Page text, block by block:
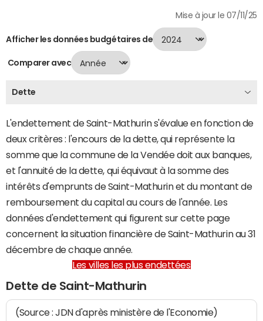
Mise à jour le 07/11/25
Afficher les données budgétaires de
Comparer avec
Dette
L'endettement de Saint-Mathurin s'évalue en fonction de
deux critères : l'encours de la dette, qui représente la
somme que la commune de la Vendée doit aux banques,
et l'annuité de la dette, qui équivaut à la somme des
intérêts d'emprunts de Saint-Mathurin et du montant de
remboursement du capital au cours de l'année. Les
données d'endettement qui figurent sur cette page
concernent la situation financière de Saint-Mathurin au 31
décembre de chaque année.
Les villes les plus endettées
Dette de Saint-Mathurin
(Source : JDN d'après ministère de l'Economie)